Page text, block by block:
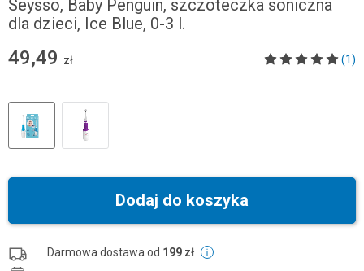
Seysso, Baby Penguin, szczoteczka soniczna
dla dzieci, Ice Blue, 0-3 l.
49,49 zł (1)
Dodaj do koszyka
Darmowa dostawa od 199 zł